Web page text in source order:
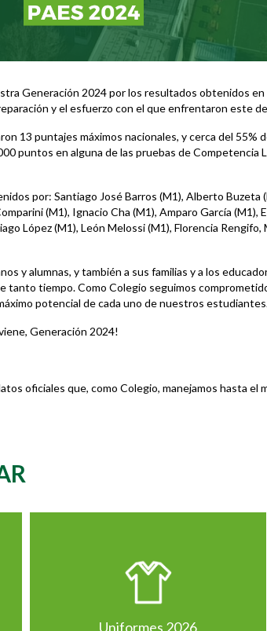
Generación 2024 por los resultados obtenidos en
y el esfuerzo con el que enfrentaron este
13 puntajes máximos nacionales, y cerca del 55%
puntos en alguna de las pruebas de Competencia
por: Santiago José Barros (M1), Alberto Buzeta
(M1), Ignacio Cha (M1), Amparo García (M1),
López (M1), León Melossi (M1), Florencia Rengifo,
y alumnas, y también a sus familias y a los
tanto tiempo. Como Colegio seguimos
potencial de cada uno de nuestros
Generación 2024!
oficiales que, como Colegio, manejamos hasta el
Uniformes 2026